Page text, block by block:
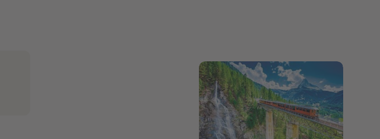
Bildergalerie öffnen